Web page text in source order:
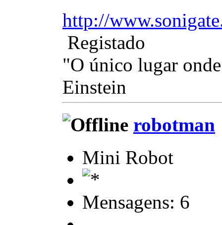
http://
Registado
"O único lugar
Einstein
robotman
Mini Robot
Mensagens: 6